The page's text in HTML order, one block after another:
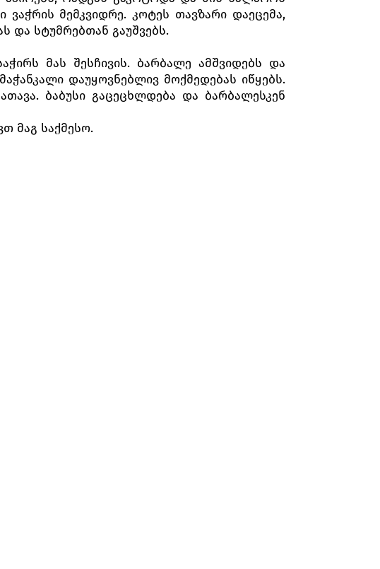
მემკვიდრე. კოტეს თავზარი დაეცემა,
და სტუმრებთან გაუშვებს.
მას შესჩივის. ბარბალე ამშვიდებს და
დაუყოვნებლივ მოქმედებას იწყებს.
ბაბუსი გაცეცხლდება და ბარბალესკენ
მაგ საქმესო.